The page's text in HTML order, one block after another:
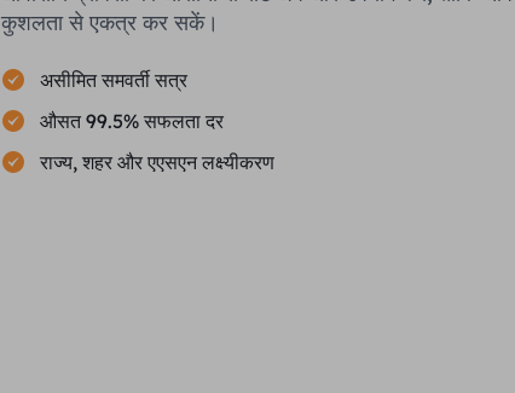
कुशलता से एकत्र कर सकें।
असीमित समवर्ती सत्र
औसत 99.5% सफलता दर
राज्य, शहर और एएसएन लक्ष्यीकरण